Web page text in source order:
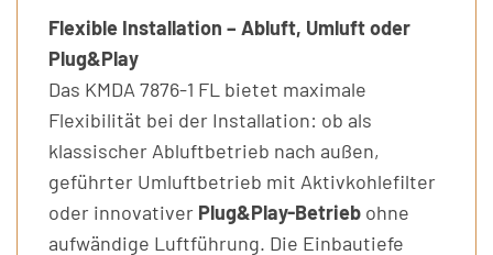
Flexible Installation – Abluft, Umluft oder
Plug&Play
Das KMDA 7876-1 FL bietet maximale
Flexibilität bei der Installation: ob als
klassischer Abluftbetrieb nach außen,
geführter Umluftbetrieb mit Aktivkohlefilter
oder innovativer Plug&Play-Betrieb ohne
aufwändige Luftführung. Die Einbautiefe